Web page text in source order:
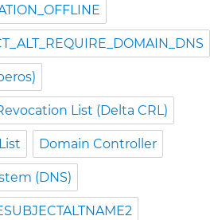
List (Delta CRL)
Domain Controller
(DNS)